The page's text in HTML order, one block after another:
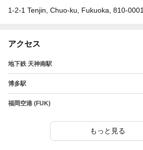
1-2-1 Tenjin, Chuo-ku, Fukuoka, 810-0001
アクセス
地下鉄 天神南駅
博多駅
福岡空港 (FUK)
もっと見る